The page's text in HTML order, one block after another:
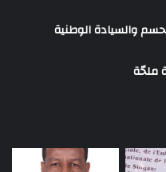
والسيادة الوطنية
ملحّة